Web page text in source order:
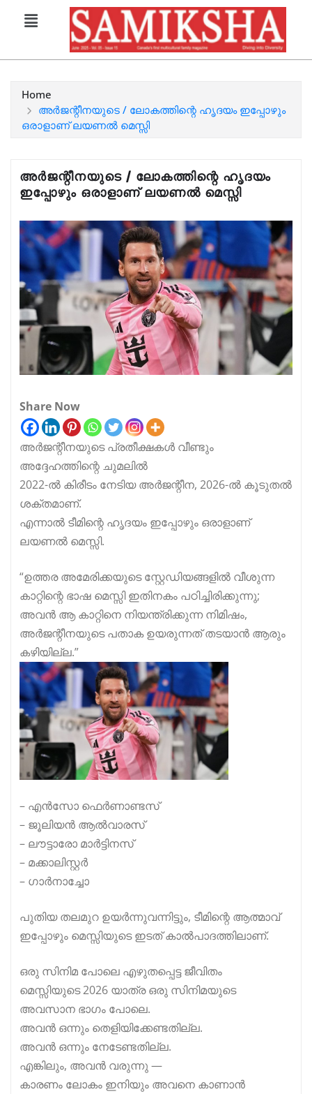
Home
അർജന്റീനയുടെ / ലോകത്തിന്റെ ഹൃദയം ഇപ്പോഴും
ഒരാളാണ് ലയണൽ മെസ്സി
അർജന്റീനയുടെ / ലോകത്തിന്റെ ഹൃദയം
ഇപ്പോഴും ഒരാളാണ് ലയണൽ മെസ്സി
Share Now
അർജന്റീനയുടെ പ്രതീക്ഷകൾ വീണ്ടും
അദ്ദേഹത്തിന്റെ ചുമലിൽ
2022-ൽ കിരീടം നേടിയ അർജന്റീന, 2026-ൽ കൂടുതൽ
ശക്തമാണ്.
എന്നാൽ ടീമിന്റെ ഹൃദയം ഇപ്പോഴും ഒരാളാണ്
ലയണൽ മെസ്സി.
“ഉത്തര അമേരിക്കയുടെ സ്റ്റേഡിയങ്ങളിൽ വീശുന്ന
കാറ്റിന്റെ ഭാഷ മെസ്സി ഇതിനകം പഠിച്ചിരിക്കുന്നു;
അവൻ ആ കാറ്റിനെ നിയന്ത്രിക്കുന്ന നിമിഷം,
അർജന്റീനയുടെ പതാക ഉയരുന്നത് തടയാൻ ആരും
കഴിയില്ല.”
– എൻസോ ഫെർണാണ്ടസ്
– ജൂലിയൻ ആൽവാരസ്
– ലൗട്ടാരോ മാർട്ടിനസ്
– മക്കാലിസ്റ്റർ
– ഗാർനാച്ചോ
പുതിയ തലമുറ ഉയർന്നുവന്നിട്ടും, ടീമിന്റെ ആത്മാവ്
ഇപ്പോഴും മെസ്സിയുടെ ഇടത് കാൽപാദത്തിലാണ്.
ഒരു സിനിമ പോലെ എഴുതപ്പെട്ട ജീവിതം
മെസ്സിയുടെ 2026 യാത്ര ഒരു സിനിമയുടെ
അവസാന ഭാഗം പോലെ.
അവൻ ഒന്നും തെളിയിക്കേണ്ടതില്ല.
അവൻ ഒന്നും നേടേണ്ടതില്ല.
എങ്കിലും, അവൻ വരുന്നു —
കാരണം ലോകം ഇനിയും അവനെ കാണാൻ